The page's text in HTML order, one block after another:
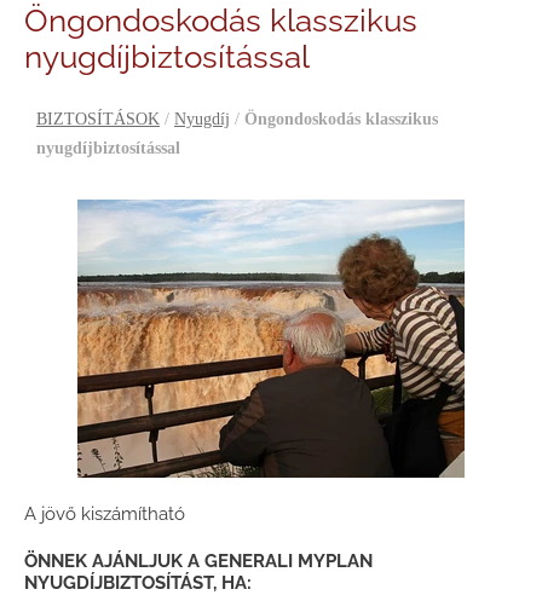
Öngondoskodás klasszikus
nyugdíjbiztosítással
BIZTOSÍTÁSOK / Nyugdíj / Öngondoskodás klasszikus
nyugdíjbiztosítással
A jövő kiszámítható
ÖNNEK AJÁNLJUK A GENERALI MYPLAN
NYUGDÍJBIZTOSÍTÁST, HA: